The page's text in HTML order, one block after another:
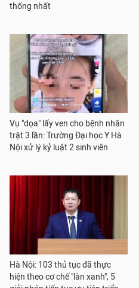
thống nhất
Vụ "dọa" lấy ven cho bệnh nhân
trật 3 lần: Trường Đại học Y Hà
Nội xử lý kỷ luật 2 sinh viên
Hà Nội: 103 thủ tục đã thực
hiện theo cơ chế "làn xanh", 5